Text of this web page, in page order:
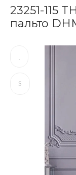
23251-115
пальто